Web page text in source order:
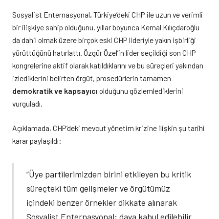
Sosyalist Enternasyonal, Türkiye’deki CHP ile uzun ve verimli
bir ilişkiye sahip olduğunu, yıllar boyunca Kemal Kılıçdaroğlu
da dahil olmak üzere birçok eski CHP lideriyle yakın işbirliği
yürüttüğünü hatırlattı. Özgür Özel’in lider seçildiği son CHP
kongrelerine aktif olarak katıldıklarını ve bu süreçleri yakından
izlediklerini belirten örgüt, prosedürlerin tamamen
demokratik ve kapsayıcı olduğunu gözlemlediklerini
vurguladı.
Açıklamada, CHP’deki mevcut yönetim krizine ilişkin şu tarihi
karar paylaşıldı:
“Üye partilerimizden birini etkileyen bu kritik
süreçteki tüm gelişmeler ve örgütümüz
içindeki benzer örnekler dikkate alınarak
Sosyalist Enternasyonal; dava kabul edilebilir